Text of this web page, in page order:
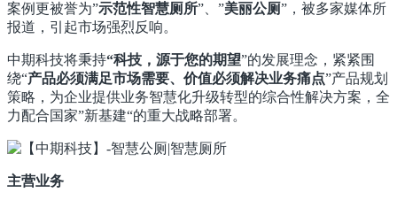
案例更被誉为”示范性智慧厕所”、”美丽公厕”，被多家媒体所
报道，引起市场强烈反响。
中期科技将秉持“科技，源于您的期望”的发展理念，紧紧围
绕“产品必须满足市场需要、价值必须解决业务痛点”产品规划
策略，为企业提供业务智慧化升级转型的综合性解决方案，全
力配合国家”新基建“的重大战略部署。
主营业务